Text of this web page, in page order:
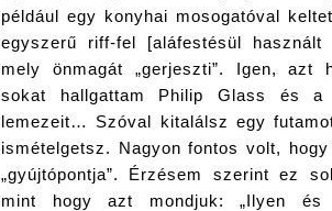
például egy konyhai mosogatóval
egyszerű riff-fel [aláfestésül
mely önmagát „gerjeszti”. Igen, azt
sokat hallgattam Philip Glass és a
lemezeit… Szóval kitalálsz egy
ismételgetsz. Nagyon fontos volt,
„gyújtópontja”. Érzésem szerint ez
mint hogy azt mondjuk: „Ilyen és